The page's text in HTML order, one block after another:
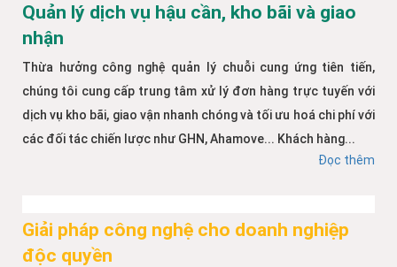
Quản lý dịch vụ hậu cần, kho bãi và giao
nhận
Thừa hưởng công nghệ quản lý chuỗi cung ứng tiên tiến,
chúng tôi cung cấp trung tâm xử lý đơn hàng trực tuyến với
dịch vụ kho bãi, giao vận nhanh chóng và tối ưu hoá chi phí với
các đối tác chiến lược như GHN, Ahamove... Khách hàng...
Đọc thêm
Giải pháp công nghệ cho doanh nghiệp
độc quyền